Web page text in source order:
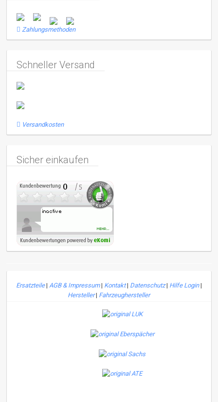
Zahlungsmethoden
Schneller Versand
Versandkosten
Sicher einkaufen
Ersatzteile| AGB & Impressum| Kontakt| Datenschutz| Hilfe Login|
Hersteller| Fahrzeughersteller